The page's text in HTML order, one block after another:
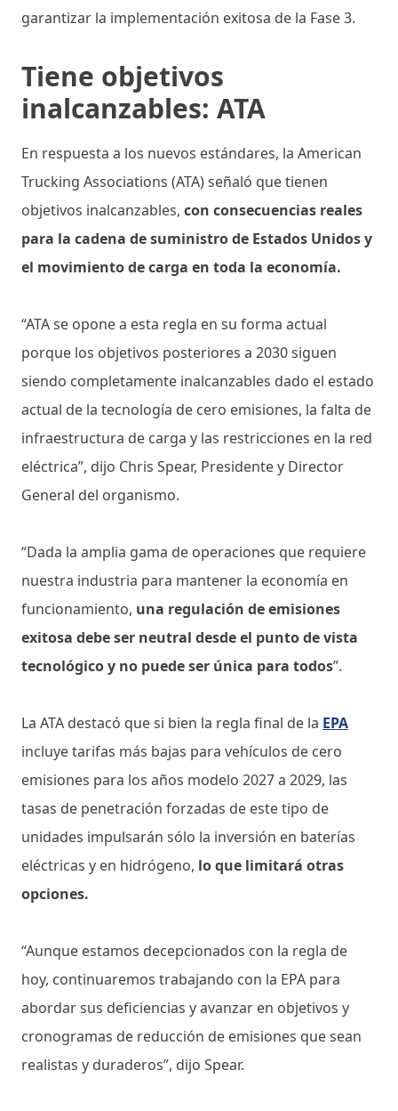
garantizar la implementación exitosa de la Fase 3.
Tiene objetivos
inalcanzables: ATA
En respuesta a los nuevos estándares, la American
Trucking Associations (ATA) señaló que tienen
objetivos inalcanzables, con consecuencias reales
para la cadena de suministro de Estados Unidos y
el movimiento de carga en toda la economía.
“ATA se opone a esta regla en su forma actual
porque los objetivos posteriores a 2030 siguen
siendo completamente inalcanzables dado el estado
actual de la tecnología de cero emisiones, la falta de
infraestructura de carga y las restricciones en la red
eléctrica”, dijo Chris Spear, Presidente y Director
General del organismo.
“Dada la amplia gama de operaciones que requiere
nuestra industria para mantener la economía en
funcionamiento, una regulación de emisiones
exitosa debe ser neutral desde el punto de vista
tecnológico y no puede ser única para todos”.
La ATA destacó que si bien la regla final de la EPA
incluye tarifas más bajas para vehículos de cero
emisiones para los años modelo 2027 a 2029, las
tasas de penetración forzadas de este tipo de
unidades impulsarán sólo la inversión en baterías
eléctricas y en hidrógeno, lo que limitará otras
opciones.
“Aunque estamos decepcionados con la regla de
hoy, continuaremos trabajando con la EPA para
abordar sus deficiencias y avanzar en objetivos y
cronogramas de reducción de emisiones que sean
realistas y duraderos”, dijo Spear.